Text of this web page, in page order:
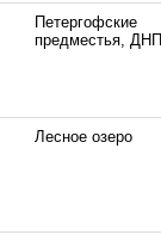
Петергофские
предместья, ДНП
Лесное озеро